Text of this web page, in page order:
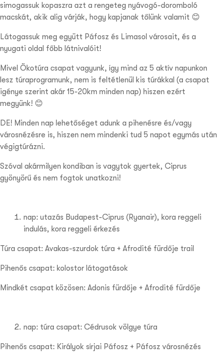
simogassuk kopaszra azt a rengeteg nyávogó-doromboló
macskát, akik alig várják, hogy kapjanak tőlünk valamit 😊
Látogassuk meg együtt Páfosz és Limasol városait, és a
nyugati oldal főbb látnivalóit!
Mivel Ökotúra csapat vagyunk, így mind az 5 aktív napunkon
lesz túraprogramunk, nem is feltétlenül kis túrákkal (a csapat
igénye szerint akár 15-20km minden nap) hiszen ezért
megyünk! 😊
DE! Minden nap lehetőséget adunk a pihenésre és/vagy
városnézésre is, hiszen nem mindenki tud 5 napot egymás után
végigtúrázni.
Szóval akármilyen kondiban is vagytok gyertek, Ciprus
gyönyörű és nem fogtok unatkozni!
nap: utazás Budapest-Ciprus (Ryanair), kora reggeli
indulás, kora reggeli érkezés
Túra csapat: Avakas-szurdok túra + Afrodité fürdője trail
Pihenős csapat: kolostor látogatások
Mindkét csapat közösen: Adonis fürdője + Afrodité fürdője
nap: túra csapat: Cédrusok völgye túra
Pihenős csapat: Királyok sírjai Páfosz + Páfosz városnézés